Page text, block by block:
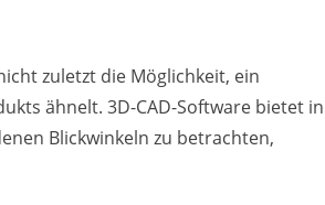
zuletzt die Möglichkeit, ein
ähnelt. 3D-CAD-Software bietet in
Blickwinkeln zu betrachten,